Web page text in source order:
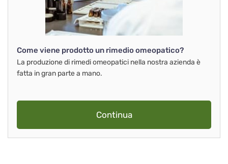
Come viene prodotto un rimedio omeopatico?
La produzione di rimedi omeopatici nella nostra azienda è
fatta in gran parte a mano.
Continua